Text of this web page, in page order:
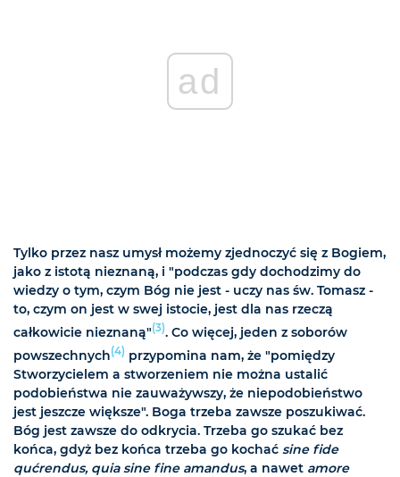
ad
Tylko przez nasz umysł możemy zjednoczyć się z Bogiem,
jako z istotą nieznaną, i "podczas gdy dochodzimy do
wiedzy o tym, czym Bóg nie jest - uczy nas św. Tomasz -
to, czym on jest w swej istocie, jest dla nas rzeczą
całkowicie nieznaną"(3). Co więcej, jeden z soborów
powszechnych(4) przypomina nam, że "pomiędzy
Stworzycielem a stworzeniem nie można ustalić
podobieństwa nie zauważywszy, że niepodobieństwo
jest jeszcze większe". Boga trzeba zawsze poszukiwać.
Bóg jest zawsze do odkrycia. Trzeba go szukać bez
końca, gdyż bez końca trzeba go kochać sine fide
qućrendus, quia sine fine amandus, a nawet amore